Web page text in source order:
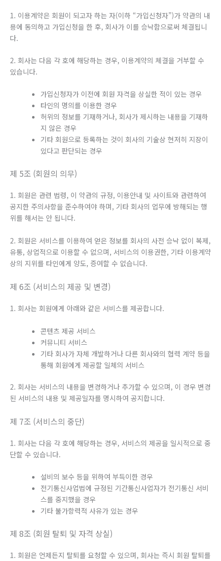
1. 이용계약은 회원이 되고자 하는 자(이하 “가입신청자”)가 약관의 내
용에 동의하고 가입신청을 한 후, 회사가 이를 승낙함으로써 체결됩니
다.
2. 회사는 다음 각 호에 해당하는 경우, 이용계약의 체결을 거부할 수
있습니다.
가입신청자가 이전에 회원 자격을 상실한 적이 있는 경우
타인의 명의를 이용한 경우
허위의 정보를 기재하거나, 회사가 제시하는 내용을 기재하
지 않은 경우
기타 회원으로 등록하는 것이 회사의 기술상 현저히 지장이
있다고 판단되는 경우
제 5조 (회원의 의무)
1. 회원은 관련 법령, 이 약관의 규정, 이용안내 및 사이트와 관련하여
공지한 주의사항을 준수하여야 하며, 기타 회사의 업무에 방해되는 행
위를 해서는 안 됩니다.
2. 회원은 서비스를 이용하여 얻은 정보를 회사의 사전 승낙 없이 복제,
유통, 상업적으로 이용할 수 없으며, 서비스의 이용권한, 기타 이용계약
상의 지위를 타인에게 양도, 증여할 수 없습니다.
제 6조 (서비스의 제공 및 변경)
1. 회사는 회원에게 아래와 같은 서비스를 제공합니다.
콘텐츠 제공 서비스
커뮤니티 서비스
기타 회사가 자체 개발하거나 다른 회사와의 협력 계약 등을
통해 회원에게 제공할 일체의 서비스
2. 회사는 서비스의 내용을 변경하거나 추가할 수 있으며, 이 경우 변경
된 서비스의 내용 및 제공일자를 명시하여 공지합니다.
제 7조 (서비스의 중단)
1. 회사는 다음 각 호에 해당하는 경우, 서비스의 제공을 일시적으로 중
단할 수 있습니다.
설비의 보수 등을 위하여 부득이한 경우
전기통신사업법에 규정된 기간통신사업자가 전기통신 서비
스를 중지했을 경우
기타 불가항력적 사유가 있는 경우
제 8조 (회원 탈퇴 및 자격 상실)
1. 회원은 언제든지 탈퇴를 요청할 수 있으며, 회사는 즉시 회원 탈퇴를